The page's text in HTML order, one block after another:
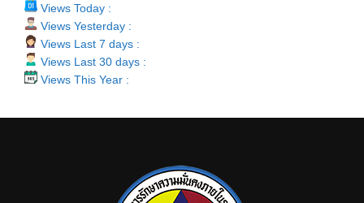
Views Today :
Views Yesterday :
Views Last 7 days :
Views Last 30 days :
Views This Year :